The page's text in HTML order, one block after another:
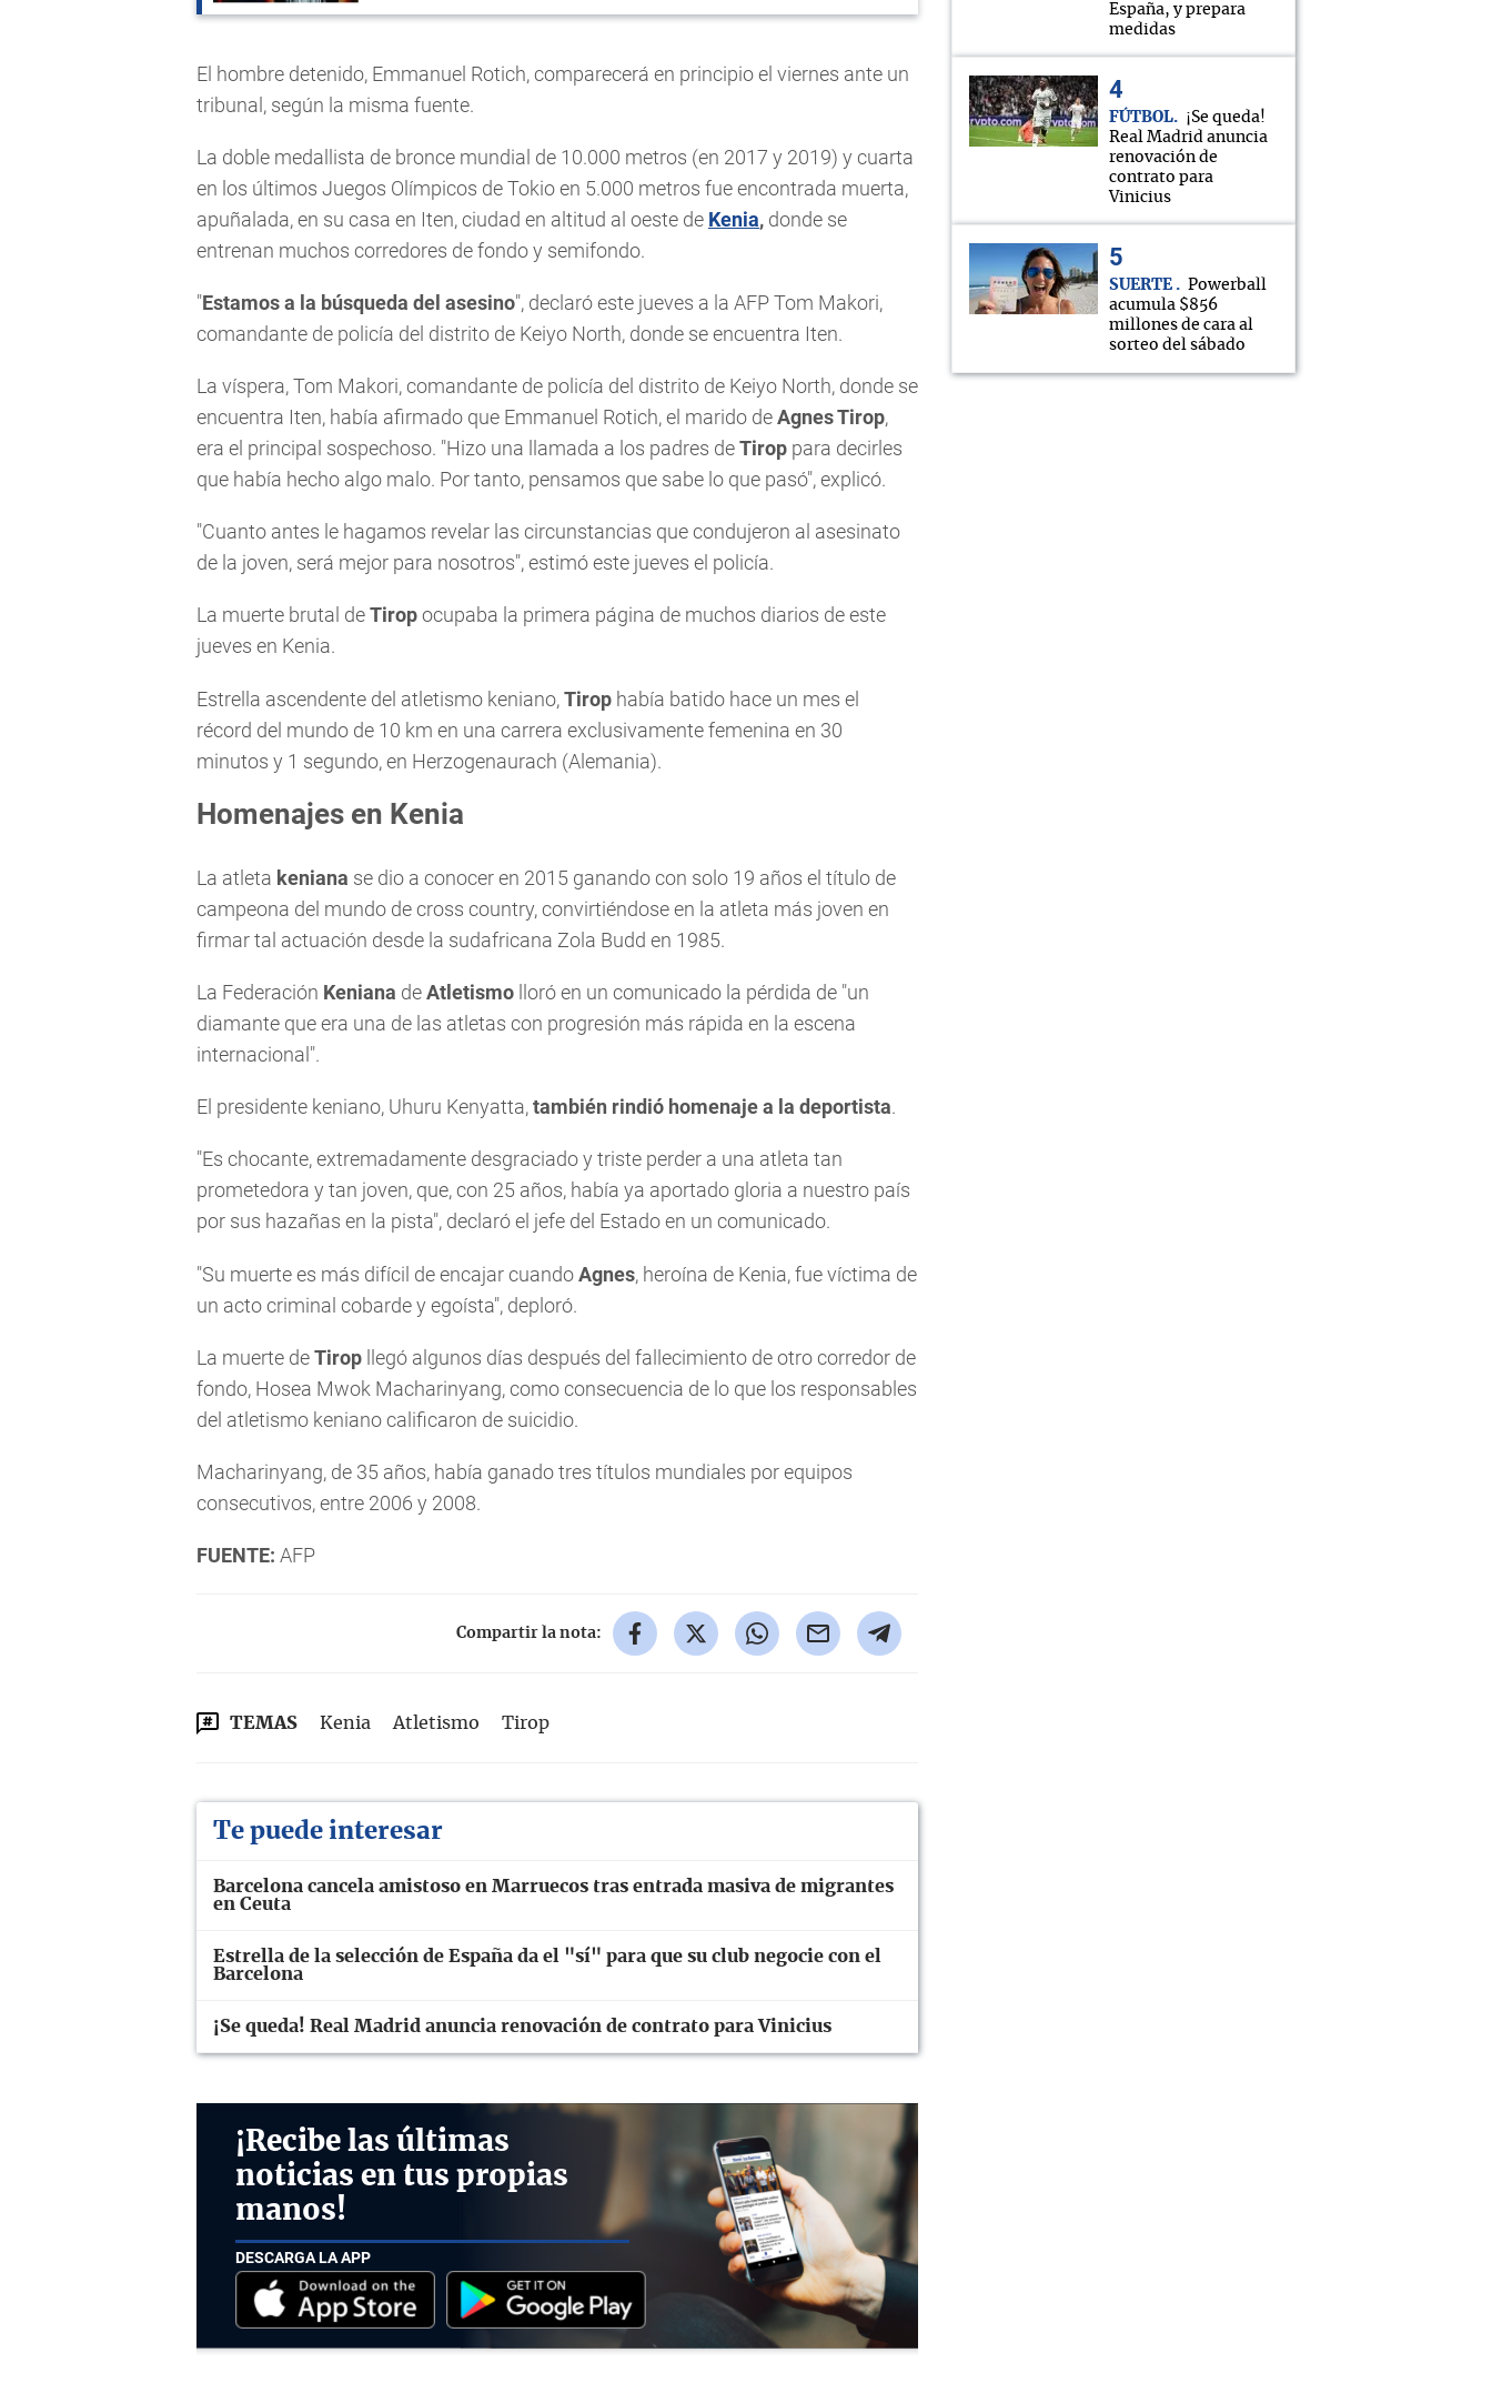
El hombre detenido, Emmanuel Rotich, comparecerá en principio el viernes ante un
tribunal, según la misma fuente.
La doble medallista de bronce mundial de 10.000 metros (en 2017 y 2019) y cuarta
en los últimos Juegos Olímpicos de Tokio en 5.000 metros fue encontrada muerta,
apuñalada, en su casa en Iten, ciudad en altitud al oeste de Kenia, donde se
entrenan muchos corredores de fondo y semifondo.
"Estamos a la búsqueda del asesino", declaró este jueves a la AFP Tom Makori,
comandante de policía del distrito de Keiyo North, donde se encuentra Iten.
La víspera, Tom Makori, comandante de policía del distrito de Keiyo North, donde se
encuentra Iten, había afirmado que Emmanuel Rotich, el marido deAgnes Tirop,
era el principal sospechoso. "Hizo una llamada a los padres deTirop para decirles
que había hecho algo malo. Por tanto, pensamos que sabe lo que pasó", explicó.
"Cuanto antes le hagamos revelar las circunstancias que condujeron al asesinato
de la joven, será mejor para nosotros", estimó este jueves el policía.
La muerte brutal deTiropocupaba la primera página de muchos diarios de este
jueves en Kenia.
Estrella ascendente del atletismo keniano,Tirop había batido hace un mes el
récord del mundo de 10 km en una carrera exclusivamente femenina en 30
minutos y 1 segundo, en Herzogenaurach (Alemania).
Homenajes en Kenia
La atleta keniana se dio a conocer en 2015 ganando con solo 19 años el título de
campeona del mundo de cross country, convirtiéndose en la atleta más joven en
firmar tal actuación desde la sudafricana Zola Budd en 1985.
La Federación Keniana deAtletismo lloró en un comunicado la pérdida de "un
diamante que era una de las atletas con progresión más rápida en la escena
internacional".
El presidente keniano, Uhuru Kenyatta,también rindió homenaje a la deportista.
"Es chocante, extremadamente desgraciado y triste perder a una atleta tan
prometedora y tan joven, que, con 25 años, había ya aportado gloria a nuestro país
por sus hazañas en la pista", declaró el jefe del Estado en un comunicado.
"Su muerte es más difícil de encajar cuandoAgnes, heroína de Kenia, fue víctima de
un acto criminal cobarde y egoísta", deploró.
La muerte deTirop llegó algunos días después del fallecimiento de otro corredor de
fondo, Hosea Mwok Macharinyang, como consecuencia de lo que los responsables
del atletismo keniano calificaron de suicidio.
Macharinyang, de 35 años, había ganado tres títulos mundiales por equipos
consecutivos, entre 2006 y 2008.
FUENTE: AFP
Compartir la nota:
TEMAS Kenia Atletismo Tirop
Te puede interesar
Barcelona cancela amistoso en Marruecos tras entrada masiva de migrantes
en Ceuta
Estrella de la selección de España da el "sí" para que su club negocie con el
Barcelona
¡Se queda! Real Madrid anuncia renovación de contrato para Vinicius
¡Recibe las últimas
noticias en tus propias
manos!
DESCARGA LA APP
España, y prepara
medidas
FÚTBOL
¡Se queda!
Real Madrid anuncia
renovación de
contrato para
Vinicius
SUERTE
Powerball
acumula $856
millones de cara al
sorteo del sábado